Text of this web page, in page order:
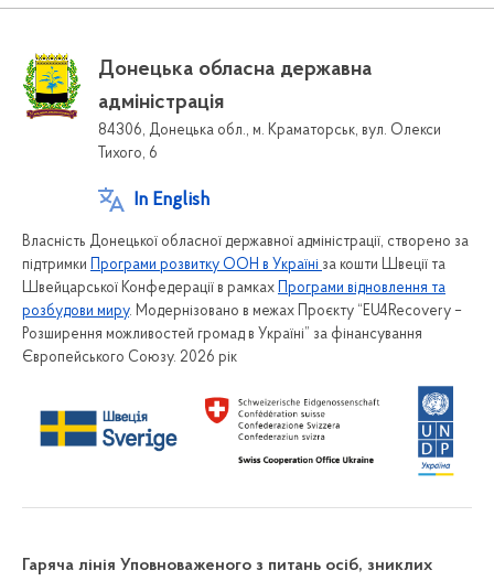
Донецька обласна державна
адміністрація
84306, Донецька обл., м. Краматорськ, вул. Олекси
Тихого, 6
In English
Власність Донецької обласної державної адміністрації, створено за
підтримки
Програми розвитку ООН в Україні за кошти Швеції та
Швейцарської Конфедерації в рамках
Програми відновлення та
розбудови миру. Модернізовано в межах Проєкту “EU4Recovery –
Розширення можливостей громад в Україні” за фінансування
Європейського Союзу. 2026 рік
Гаряча лінія Уповноваженого з питань осіб, зниклих